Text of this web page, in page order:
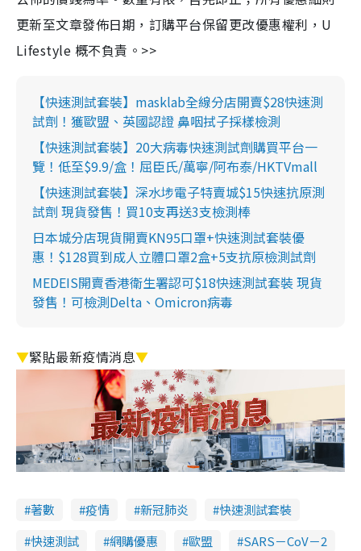
更新至文章發佈日期，訂購平台保留更改優惠權利，U
Lifestyle 概不負責。>>
【快速測試套裝】masklab全線分店開賣$28快速測
試劑！獲歐盟、英國認證 鼻咽拭子採樣檢測
【快速測試套裝】20大病毒快速測試劑購買平台一
覽！低至$9.9/盒！屈臣氏/萬寧/阿布泰/HKTVmall
【快速測試套裝】深水埗電子特賣城$15快速抗原測
試劑 現貨發售！買10支再送3支檢測棒
日本城分店現貨開賣KN95口罩+快速測試套裝優
惠！$128買到成人立體口罩2盒+5支抗原檢測試劑
MEDEIS開賣香港衛生署認可$18快速測試套裝 現貨
發售！可檢測Delta、Omicron病毒
▼緊貼最新疫情消息▼
著數 疫情 新冠肺炎
快速測試套裝
快速測試
網購優惠 歐盟
SARS－CoV－2